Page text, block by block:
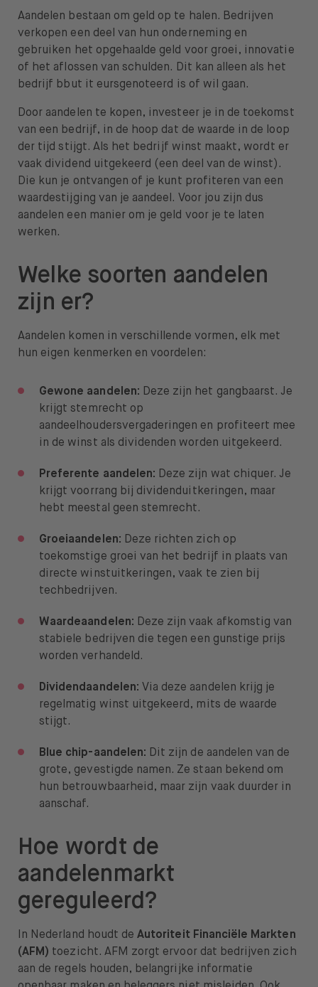
Aandelen bestaan om geld op te halen. Bedrijven
verkopen een deel van hun onderneming en
gebruiken het opgehaalde geld voor groei, innovatie
of het aflossen van schulden. Dit kan alleen als het
bedrijf bbut it eursgenoteerd is of wil gaan.
Door aandelen te kopen, investeer je in de toekomst
van een bedrijf, in de hoop dat de waarde in de loop
der tijd stijgt. Als het bedrijf winst maakt, wordt er
vaak dividend uitgekeerd (een deel van de winst).
Die kun je ontvangen of je kunt profiteren van een
waardestijging van je aandeel. Voor jou zijn dus
aandelen een manier om je geld voor je te laten
werken.
Welke soorten aandelen
zijn er?
Aandelen komen in verschillende vormen, elk met
hun eigen kenmerken en voordelen:
Gewone aandelen: Deze zijn het gangbaarst. Je
krijgt stemrecht op
aandeelhoudersvergaderingen en profiteert mee
in de winst als dividenden worden uitgekeerd.
Preferente aandelen: Deze zijn wat chiquer. Je
krijgt voorrang bij dividenduitkeringen, maar
hebt meestal geen stemrecht.
Groeiaandelen: Deze richten zich op
toekomstige groei van het bedrijf in plaats van
directe winstuitkeringen, vaak te zien bij
techbedrijven.
Waardeaandelen: Deze zijn vaak afkomstig van
stabiele bedrijven die tegen een gunstige prijs
worden verhandeld.
Dividendaandelen: Via deze aandelen krijg je
regelmatig winst uitgekeerd, mits de waarde
stijgt.
Blue chip-aandelen: Dit zijn de aandelen van de
grote, gevestigde namen. Ze staan bekend om
hun betrouwbaarheid, maar zijn vaak duurder in
aanschaf.
Hoe wordt de
aandelenmarkt
gereguleerd?
In Nederland houdt deAutoriteit Financiële Markten
(AFM) toezicht. AFM zorgt ervoor dat bedrijven zich
aan de regels houden, belangrijke informatie